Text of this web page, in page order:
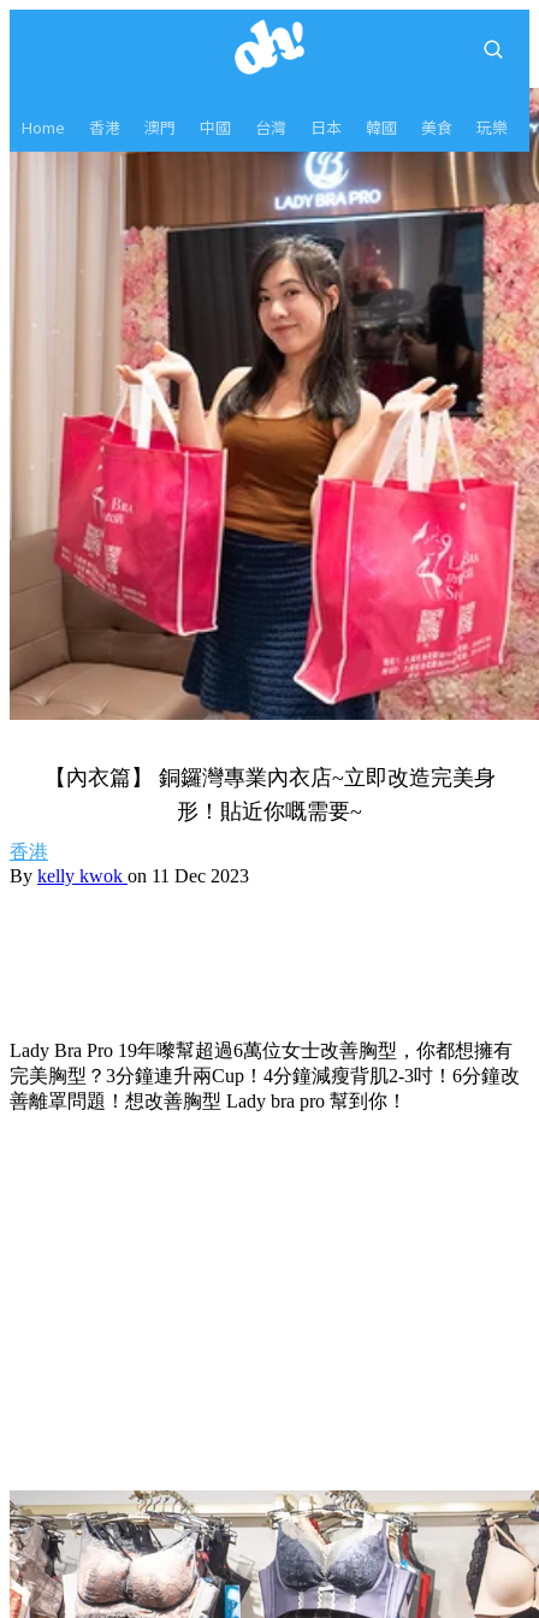
Home 香港 澳門 中國 台灣 日本 韓國 美食 玩樂
【內衣篇】 銅鑼灣專業內衣店~立即改造完美身
形！貼近你嘅需要~
香港
By kelly kwok on 11 Dec 2023
Lady Bra Pro 19年嚟幫超過6萬位女士改善胸型，你都想擁有
完美胸型？3分鐘連升兩Cup！4分鐘減瘦背肌2-3吋！6分鐘改
善離罩問題！想改善胸型 Lady bra pro 幫到你！